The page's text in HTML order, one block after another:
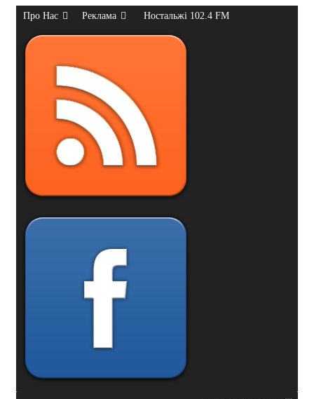
Про Нас Реклама Ностальжі 102.4 FM